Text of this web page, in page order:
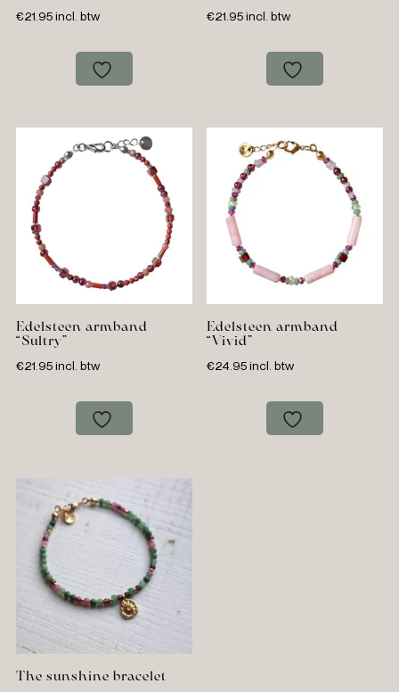
€21.95incl. btw €21.95incl. btw
Edelsteen armband
“Sultry”
€21.95incl. btw
Edelsteen armband
“Vivid”
€24.95incl. btw
The sunshine bracelet